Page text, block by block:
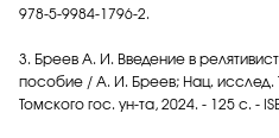
978-5-9984-1796-2.
3. Бреев А. И. Введение в
пособие / А. И. Бреев; Нац. исслед.
Томского гос. ун-та, 2024. - 125 с. -